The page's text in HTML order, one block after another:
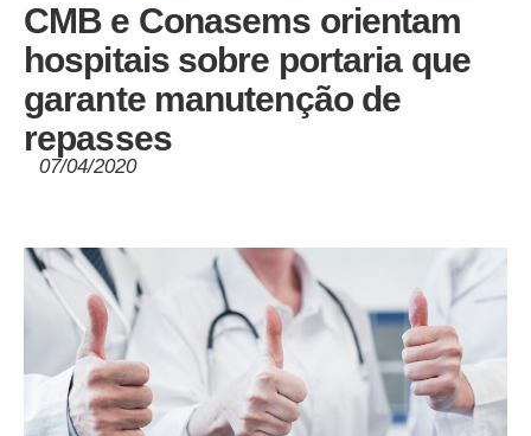
CMB e Conasems orientam
hospitais sobre portaria que
garante manutenção de
repasses
07/04/2020